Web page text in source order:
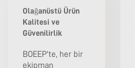
Olağanüstü Ürün
Kalitesi ve
Güvenilirlik
BOEEP'te, her bir
ekipman